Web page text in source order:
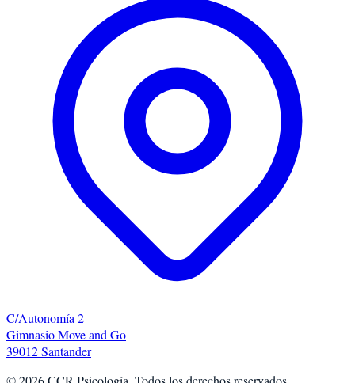
C/Autonomía 2
Gimnasio Move and Go
39012 Santander